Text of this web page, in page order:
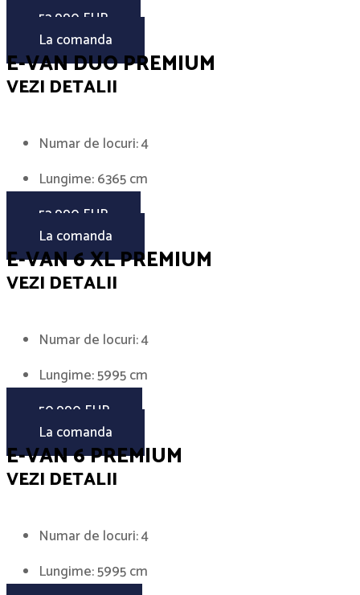
52.990 EUR
La comanda
E-VAN DUO PREMIUM
VEZI DETALII
Numar de locuri: 4
Lungime: 6365 cm
52.990 EUR
La comanda
E-VAN 6 XL PREMIUM
VEZI DETALII
Numar de locuri: 4
Lungime: 5995 cm
50.990 EUR
La comanda
E-VAN 6 PREMIUM
VEZI DETALII
Numar de locuri: 4
Lungime: 5995 cm